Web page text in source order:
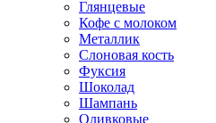
Глянцевые
Кофе с молоком
Металлик
Слоновая кость
Фуксия
Шоколад
Шампань
Оливковые